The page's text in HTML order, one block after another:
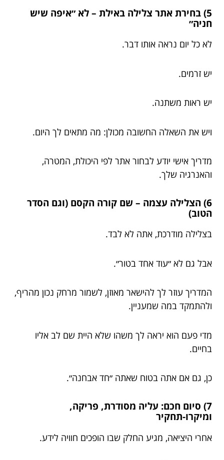
5) בחירת אתר צלילה באילת – לא ״איפה שיש
חניה״
לא כל יום נראה אותו דבר.
יש זרמים.
יש ראות משתנה.
ויש את השאלה החשובה מכולן: מה מתאים לך היום.
מדריך אישי יודע לבחור אתר לפי היכולת, המטרה,
והאנרגיה שלך.
6) הצלילה עצמה – שם קורה הקסם (וגם הסדר
הטוב)
בצלילה מודרכת, אתה לא לבד.
אבל גם לא ״עוד אחד בטור״.
המדריך עוזר לך להישאר מאוזן, לשמור מרחק נכון מהריף,
ולהתמקד במה שמעניין.
מדי פעם הוא יראה לך משהו שלא היית שם לב אליו
בחיים.
כן, גם אם אתה בטוח שאתה ״חד אבחנה״.
7) סיום חכם: עליה מסודרת, פריקה,
ומיקרו-תחקיר
אחרי היציאה, מגיע החלק שבו הופכים חוויה לידע.